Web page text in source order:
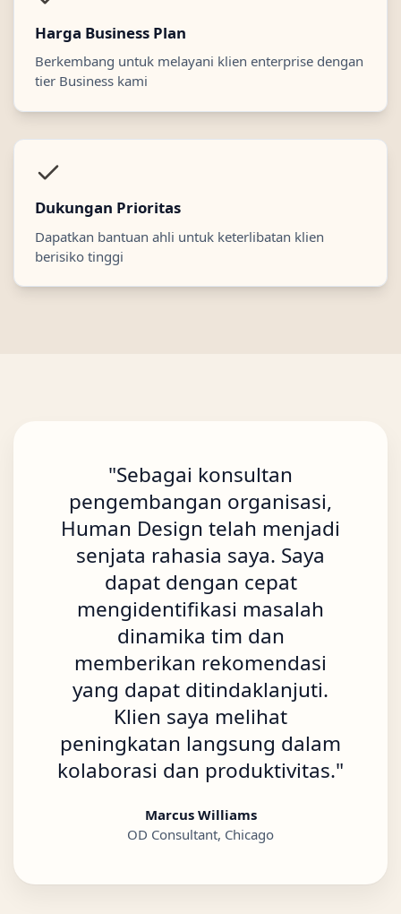
Harga Business Plan
Berkembang untuk melayani klien enterprise dengan
tier Business kami
Dukungan Prioritas
Dapatkan bantuan ahli untuk keterlibatan klien
berisiko tinggi
"Sebagai konsultan
pengembangan organisasi,
Human Design telah menjadi
senjata rahasia saya. Saya
dapat dengan cepat
mengidentifikasi masalah
dinamika tim dan
memberikan rekomendasi
yang dapat ditindaklanjuti.
Klien saya melihat
peningkatan langsung dalam
kolaborasi dan produktivitas."
Marcus Williams
OD Consultant, Chicago